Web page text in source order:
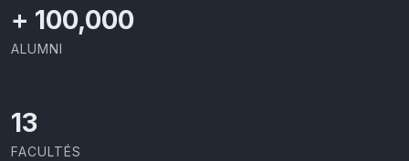
+ 100,000
ALUMNI
13
FACULTÉS